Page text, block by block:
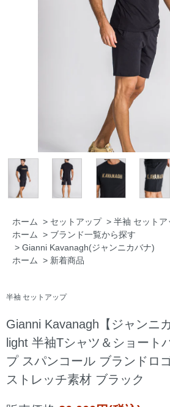
ホーム > セットアップ > 半袖 セットア
ホーム > ブランド一覧から探す
> Gianni Kavanagh(ジャンニカバナ)
ホーム > 新着商品
半袖 セットアップ
Gianni Kavanagh【ジャンニ
light 半袖Tシャツ＆ショート
プ スパンコール ブランドロ
ストレッチ素材 ブラック